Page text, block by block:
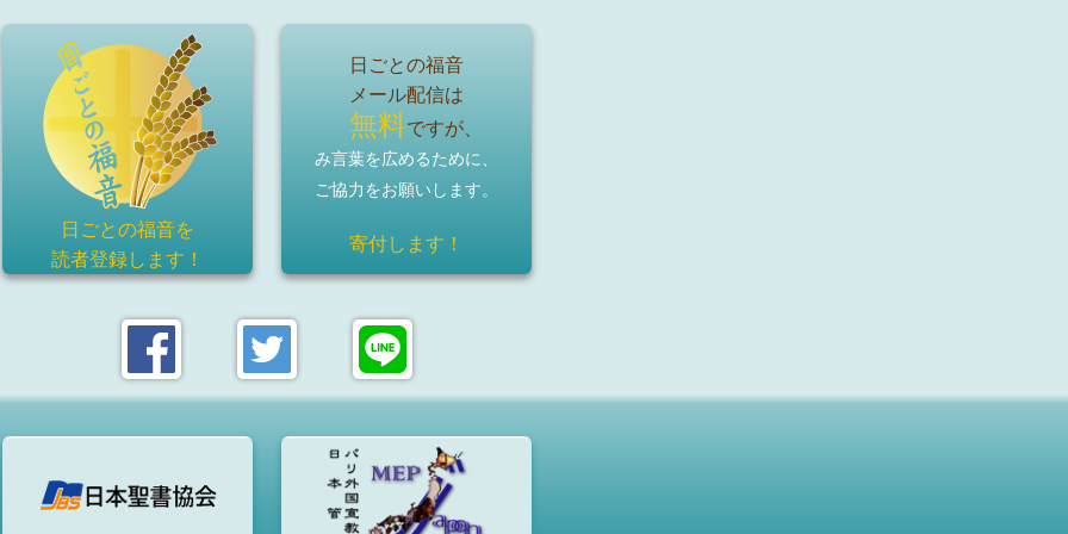
日ごとの福音を
読者登録します！
日ごとの福音
メール配信は
無料ですが、
み言葉を広めるために、
ご協力をお願いします。
寄付します！